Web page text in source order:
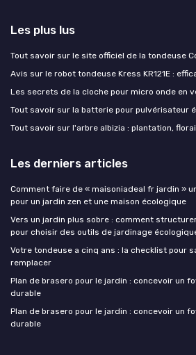
Les plus lus
Tout savoir sur le site officiel de la tondeuse
Avis sur le robot tondeuse Kress KR121E :
Les secrets de la cloche pour micro onde en
Tout savoir sur la batterie pour pulvérisateur
Tout savoir sur l'arbre albizia : plantation,
Les derniers articles
Comment faire de « maisoniadeal fr jardin »
pour un jardin zen et une maison écologique
Vers un jardin plus sobre : comment
pour choisir des outils de jardinage
Votre tondeuse a cinq ans : la checklist pour
remplacer
Plan de brasero pour le jardin : concevoir un
durable
Plan de brasero pour le jardin : concevoir un
durable